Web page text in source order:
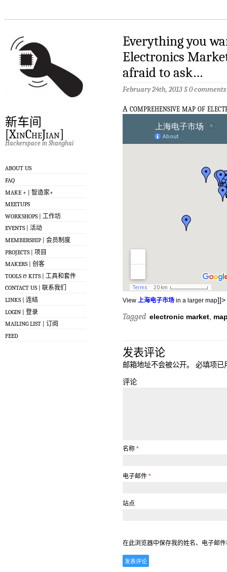
新车间
[XinCheJian]
Hackerspace in Shanghai
ABOUT US
FAQ
MAKE + | 智造家+
MEETUPS
WORKSHOPS | 工作坊
EVENTS | 活动
MEMBERSHIP | 会员制度
PROJECTS | 项目
MAKERS | 创客
TOOLS & KITS | 工具和套件
CONTACT US | 联系我们
LINKS | 连结
LOGIN | 登录
MAILING LIST | 订阅
FEED
Everything you
Electronics
afraid to ask…
February 24th, 2013§0 comments
acomprehensive map of
View 上海电子市场 in a larger map]]>
Tagged electronic market
发表评论
邮箱地址不会被公开。 必填项已
评论
名称 *
电子邮件 *
站点
在此浏览器中保存我的姓名、电子邮